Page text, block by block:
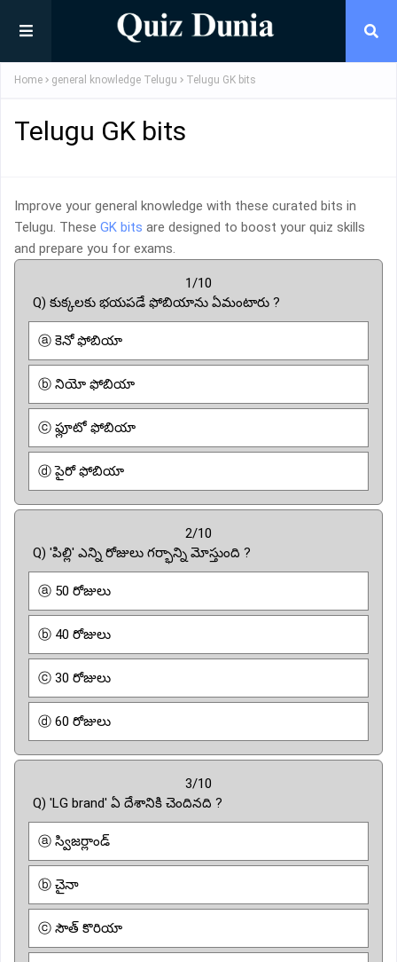
Home general knowledge Telugu Telugu GK bits
Telugu GK bits
Improve your general knowledge with these curated bits in
Telugu. These GK bits are designed to boost your quiz skills
and prepare you for exams.
1/10
Q) కుక్కలకు భయపడే ఫోబియాను ఏమంటారు ?
ⓐ కెనో ఫోబియా
ⓑ నియో ఫోబియా
ⓒ ఫ్లూటో ఫోబియా
ⓓ పైరో ఫోబియా
2/10
Q) 'పిల్లి' ఎన్ని రోజులు గర్భాన్ని మోస్తుంది ?
ⓐ 50 రోజులు
ⓑ 40 రోజులు
ⓒ 30 రోజులు
ⓓ 60 రోజులు
3/10
Q) 'LG brand' ఏ దేశానికి చెందినది ?
ⓐ స్విజర్లాండ్
ⓑ చైనా
ⓒ సౌత్ కొరియా